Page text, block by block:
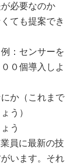
必要なのか
ても提案でき
：センサーを
０個導入しよ
か（これまで
う）
う
員に最新の技
います。それ